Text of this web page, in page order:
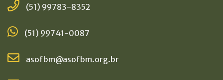
(51) 99783-8352
(51) 99741-0087
asofbm@asofbm.org.br